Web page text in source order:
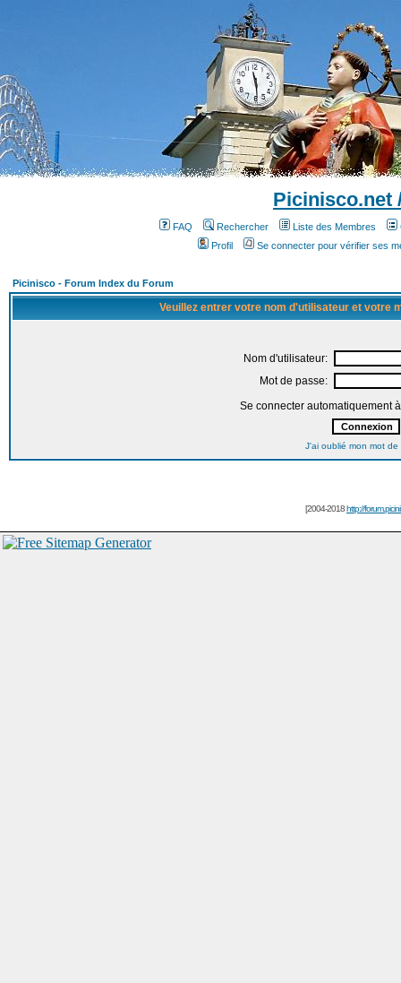
Picinisco.net
FAQ Rechercher Liste des Membres
Profil
Se connecter pour vérifier ses
Picinisco - Forum Index du Forum
Veuillez entrer votre nom d'utilisateur et votre
Nom d'utilisateur:
Mot de passe:
Se connecter automatiquement
J'ai oublié mon mot de
[2004-2018http://